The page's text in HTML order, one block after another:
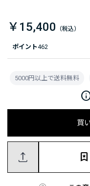
ポイント462
￥15,400
買
5000円以上で送料無料